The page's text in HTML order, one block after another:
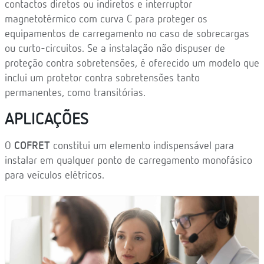
contactos diretos ou indiretos e interruptor
magnetotérmico com curva C para proteger os
equipamentos de carregamento no caso de sobrecargas
ou curto-circuitos. Se a instalação não dispuser de
proteção contra sobretensões, é oferecido um modelo que
inclui um protetor contra sobretensões tanto
permanentes, como transitórias.
APLICAÇÕES
O COFRET constitui um elemento indispensável para
instalar em qualquer ponto de carregamento monofásico
para veículos elétricos.